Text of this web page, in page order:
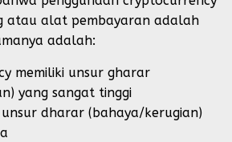
atau alat pembayaran adalah
adalah:
memiliki unsur gharar
yang sangat tinggi
dharar (bahaya/kerugian)